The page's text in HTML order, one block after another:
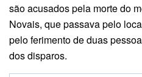
são acusados pela morte do
Novais, que passava pelo
pelo ferimento de duas
dos disparos.